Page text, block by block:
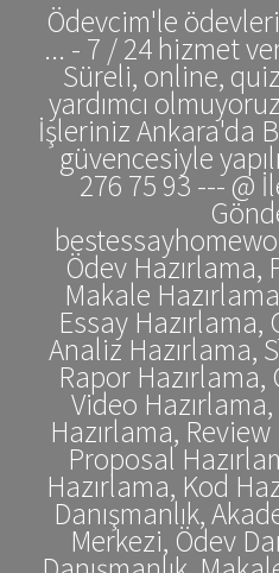
Ödevcim'le
... - 7 / 24 hizmet
Süreli, online,
yardımcı
İşleriniz Ankara'da
güvencesiyle
276 75 93 --- @
Ödev Hazırlama,
Makale
Essay Hazırlama,
Analiz Hazırlama,
Rapor Hazırlama,
Video
Hazırlama,
Proposal
Hazırlama, Kod
Danışmanlık,
Merkezi, Ödev